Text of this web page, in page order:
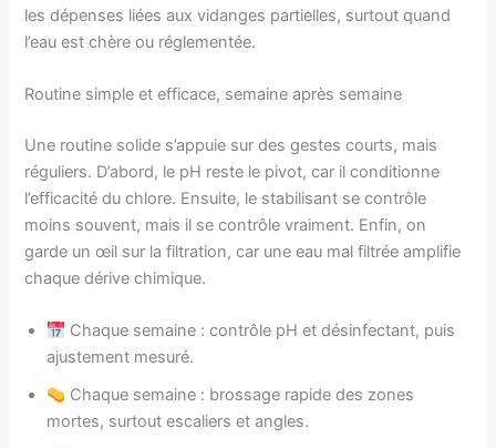
les dépenses liées aux vidanges partielles, surtout quand
l’eau est chère ou réglementée.
Routine simple et efficace, semaine après semaine
Une routine solide s’appuie sur des gestes courts, mais
réguliers. D’abord, le pH reste le pivot, car il conditionne
l’efficacité du chlore. Ensuite, le stabilisant se contrôle
moins souvent, mais il se contrôle vraiment. Enfin, on
garde un œil sur la filtration, car une eau mal filtrée amplifie
chaque dérive chimique.
Chaque semaine : contrôle pH et désinfectant, puis
ajustement mesuré.
Chaque semaine : brossage rapide des zones
mortes, surtout escaliers et angles.